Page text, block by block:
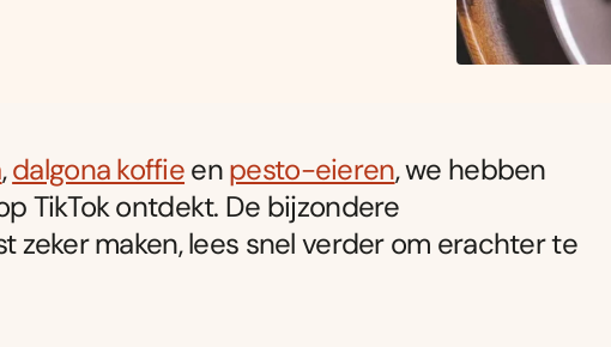
,dalgona koffieenpesto-eieren, we hebben
TikTok ontdekt. De bijzondere
maken, lees snel verder om erachter te